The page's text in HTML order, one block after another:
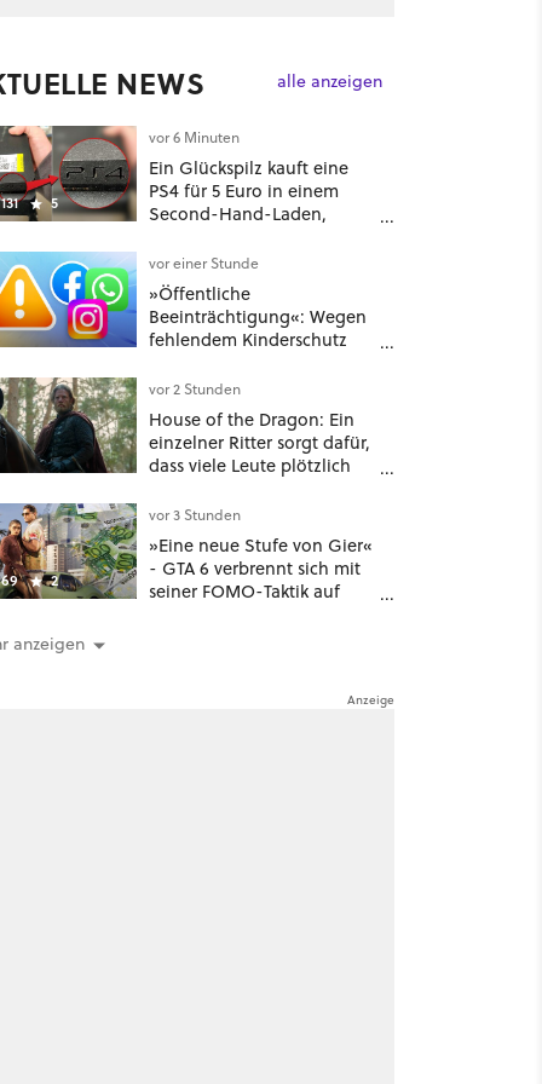
NEWS alle anzeigen
5
vor 6 Minuten
Ein Glückspilz kauft eine
PS4 für 5 Euro in einem
Second-Hand-Laden,
schon hat er seine erste
funktionierende PlayStation
[Best of GameStar]
vor einer Stunde
»Öffentliche
Beeinträchtigung«: Wegen
fehlendem Kinderschutz
567 Millionen US-Dollar
zahlen
vor 2 Stunden
House of the Dragon: Ein
einzelner Ritter sorgt dafür,
dass viele Leute plötzlich
umstrittensten Häuser von
Game of Thrones denken
2
vor 3 Stunden
»Eine neue Stufe von Gier«
- GTA 6 verbrennt sich mit
seiner FOMO-Taktik auf
anzeigen